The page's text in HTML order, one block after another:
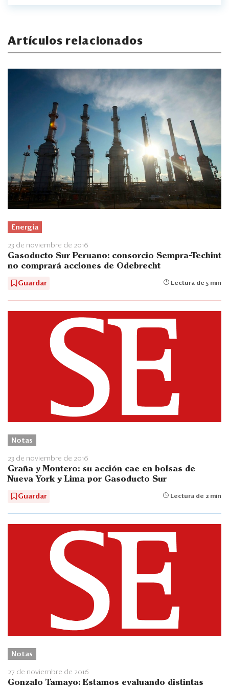
Artículos relacionados
Energía
23 de noviembre de 2016
Gasoducto Sur Peruano: consorcio Sempra-Techint
no comprará acciones de Odebrecht
Guardar Lectura de 5 min
Notas
23 de noviembre de 2016
Graña y Montero: su acción cae en bolsas de
Nueva York y Lima por Gasoducto Sur
Guardar Lectura de 2 min
Notas
27 de noviembre de 2016
Gonzalo Tamayo: Estamos evaluando distintas